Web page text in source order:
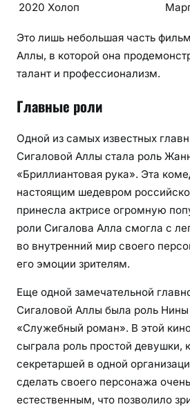
2020 Холоп
Это лишь небольшая часть
Аллы, в которой она
талант и профессионализм.
Главные роли
Одной из самых известных
Сигаловой Аллы стала роль
«Бриллиантовая рука». Эта
настоящим шедевром
принесла актрисе огромную
роли Сигалова Алла смогла с
во внутренний мир своего
его эмоции зрителям.
Еще одной замечательной
Сигаловой Аллы была роль
«Служебный роман». В этой
сыграла роль простой девушки,
секретаршей в одной
сделать своего персонажа
естественным, что позволило